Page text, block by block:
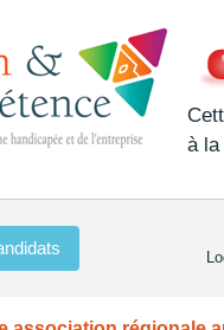
à la